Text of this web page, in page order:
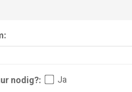
nodig?: Ja